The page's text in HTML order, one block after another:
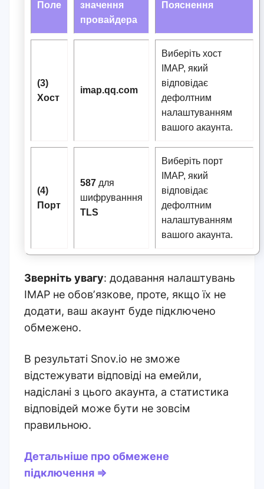
Поле
значення
провайдера
Пояснення
(3)
Хост
imap.qq.com
Виберіть хост
IMAP, який
відповідає
дефолтним
налаштуванням
вашого акаунта.
(4)
Порт
587 для
шифруванння
TLS
Виберіть порт
IMAP, який
відповідає
дефолтним
налаштуванням
вашого акаунта.
Зверніть увагу: додавання налаштувань
IMAP не обовʼязкове, проте, якщо їх не
додати, ваш акаунт буде підключено
обмежено.
В результаті Snov.io не зможе
відстежувати відповіді на емейли,
надіслані з цього акаунта, а статистика
відповідей може бути не зовсім
правильною.
Детальніше про обмежене
підключення ⇒